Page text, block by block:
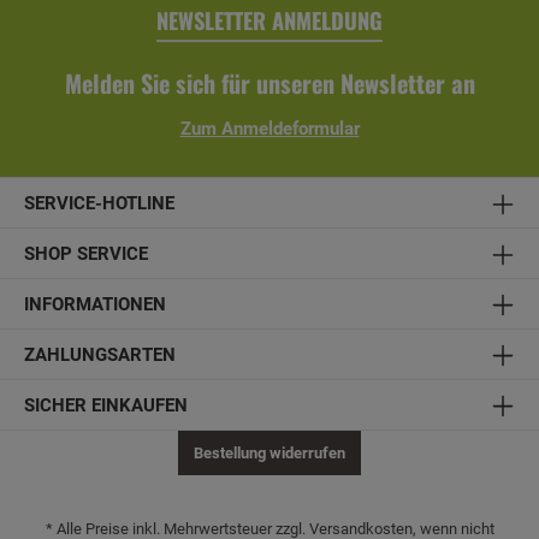
Balkonschalung: 1,9 x 12 cm- Balkonschalung aus einer
Lage lose gelieferter Profilbretter- inkl. Montagematerial
NEWSLETTER ANMELDUNG
Melden Sie sich für unseren Newsletter an
Zum Anmeldeformular
SERVICE-HOTLINE
SHOP SERVICE
INFORMATIONEN
ZAHLUNGSARTEN
SICHER EINKAUFEN
Bestellung widerrufen
* Alle Preise inkl. Mehrwertsteuer zzgl. Versandkosten, wenn nicht